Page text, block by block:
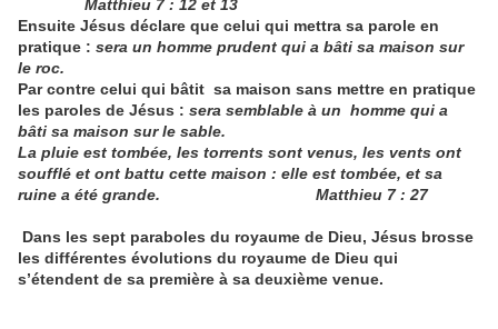
Matthieu 7 : 12 et 13
Ensuite Jésus déclare que celui qui mettra sa parole en
pratique : sera un homme prudent qui a bâti sa maison sur
le roc.
Par contre celui qui bâtit sa maison sans mettre en pratique
les paroles de Jésus : sera semblable à un homme qui a
bâti sa maison sur le sable.
La pluie est tombée, les torrents sont venus, les vents ont
soufflé et ont battu cette maison : elle est tombée, et sa
ruine a été grande. Matthieu 7 : 27
Dans les sept paraboles du royaume de Dieu, Jésus brosse
les différentes évolutions du royaume de Dieu qui
s’étendent de sa première à sa deuxième venue.